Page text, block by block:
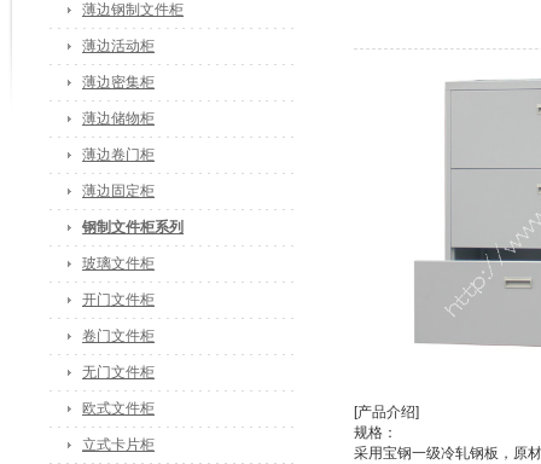
薄边钢制文件柜
薄边活动柜
薄边密集柜
薄边储物柜
薄边卷门柜
薄边固定柜
钢制文件柜系列
玻璃文件柜
开门文件柜
卷门文件柜
无门文件柜
欧式文件柜
立式卡片柜
[产品介绍]
规格：
采用宝钢一级冷轧钢板，原